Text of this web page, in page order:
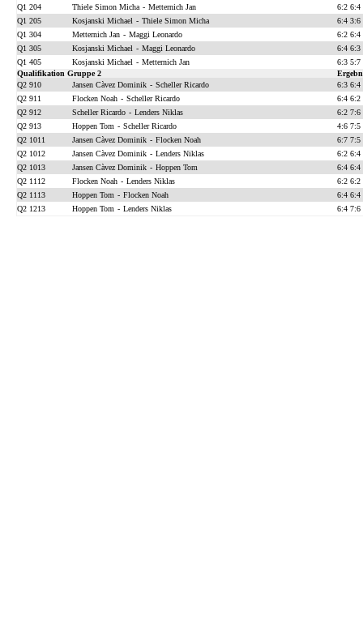
Q1 204
Thiele Simon Micha - Metternich Jan
6:2 6:4
Q1 205
Kosjanski Michael - Thiele Simon Micha
6:4 3:6
Q1 304
Metternich Jan - Maggi Leonardo
6:2 6:4
Q1 305
Kosjanski Michael - Maggi Leonardo
6:4 6:3
Q1 405
Kosjanski Michael - Metternich Jan
6:3 5:7
Qualifikation Gruppe 2
Q2 910
Jansen Càvez Dominik - Scheller Ricardo
6:3 6:4
Q2 911
Flocken Noah - Scheller Ricardo
6:4 6:2
Q2 912
Scheller Ricardo - Lenders Niklas
6:2 7:6
Q2 913
Hoppen Tom - Scheller Ricardo
4:6 7:5
Q2 1011
Jansen Càvez Dominik - Flocken Noah
6:7 7:5
Q2 1012
Jansen Càvez Dominik - Lenders Niklas
6:2 6:4
Q2 1013
Jansen Càvez Dominik - Hoppen Tom
6:4 6:4
Q2 1112
Flocken Noah - Lenders Niklas
6:2 6:2
Q2 1113
Hoppen Tom - Flocken Noah
6:4 6:4
Q2 1213
Hoppen Tom - Lenders Niklas 6:4 7:6